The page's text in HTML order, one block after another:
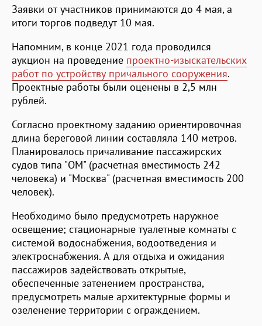
Заявки от участников принимаются до 4 мая, а
итоги торгов подведут 10 мая.
Напомним, в конце 2021 года проводился
аукцион на проведение проектно-изыскательских
работ по устройству причального сооружения.
Проектные работы были оценены в 2,5 млн
рублей.
Согласно проектному заданию ориентировочная
длина береговой линии составляла 140 метров.
Планировалось причаливание пассажирских
судов типа "ОМ" (расчетная вместимость 242
человека) и "Москва" (расчетная вместимость 200
человек).
Необходимо было предусмотреть наружное
освещение; стационарные туалетные комнаты с
системой водоснабжения, водоотведения и
электроснабжения. А для отдыха и ожидания
пассажиров задействовать открытые,
обеспеченные затенением пространства,
предусмотреть малые архитектурные формы и
озеленение территории с ограждением.